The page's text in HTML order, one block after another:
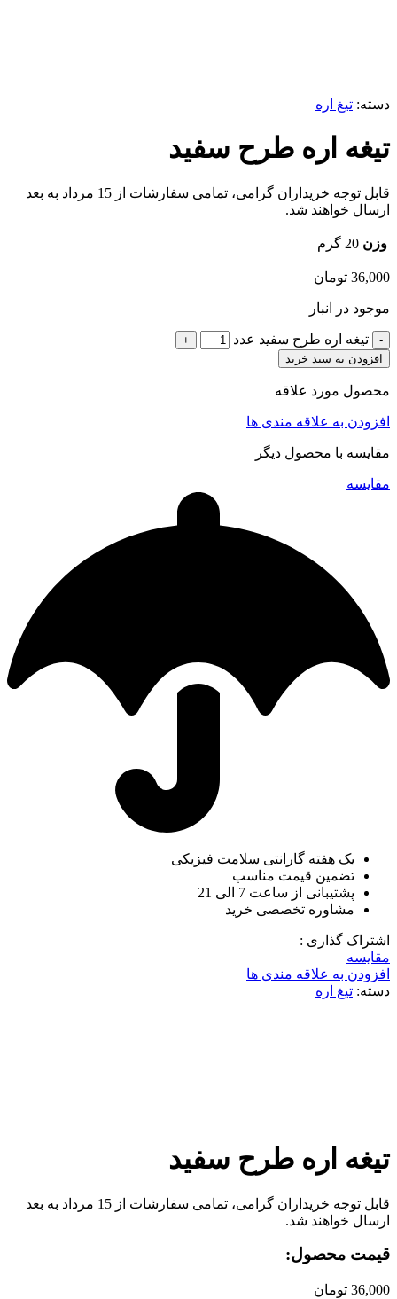
دسته: تیغ اره
تیغه اره طرح سفید
قابل توجه خریداران گرامی، تمامی سفارشات از 15 مرداد به بعد
ارسال خواهند شد.
وزن 20 گرم
36,000 تومان
موجود در انبار
تیغه اره طرح سفید عدد
افزودن به سبد خرید
محصول مورد علاقه
افزودن به علاقه مندی ها
مقایسه با محصول دیگر
مقایسه
یک هفته گارانتی سلامت فیزیکی
تضمین قیمت مناسب
پشتیبانی از ساعت 7 الی 21
مشاوره تخصصی خرید
اشتراک گذاری :
مقایسه
افزودن به علاقه مندی ها
دسته: تیغ اره
تیغه اره طرح سفید
قابل توجه خریداران گرامی، تمامی سفارشات از 15 مرداد به بعد
ارسال خواهند شد.
قیمت محصول:
36,000 تومان